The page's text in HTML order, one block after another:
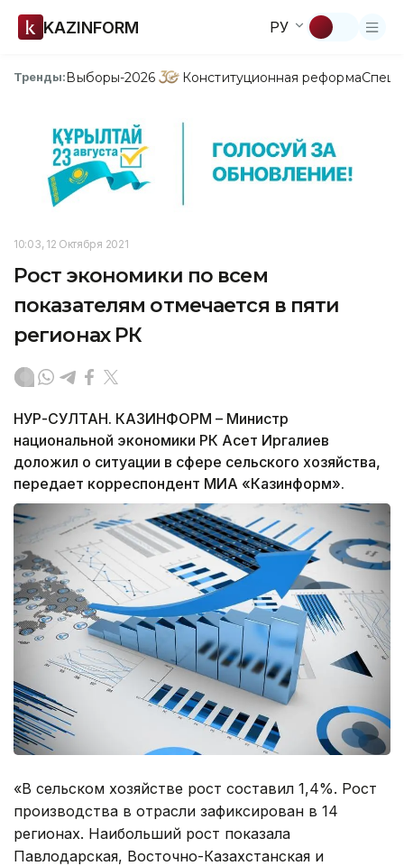
KAZINFORM РУ
Тренды:Выборы-2026 Конституционная реформа
10:03, 12 Октября 2021
Рост экономики по всем
показателям отмечается в пяти
регионах РК
НУР-СУЛТАН. КАЗИНФОРМ – Министр
национальной экономики РК Асет Иргалиев
доложил о ситуации в сфере сельского хозяйства,
передает корреспондент МИА «Казинформ».
«В сельском хозяйстве рост составил 1,4%. Рост
производства в отрасли зафиксирован в 14
регионах. Наибольший рост показала
Павлодарская, Восточно-Казахстанская и